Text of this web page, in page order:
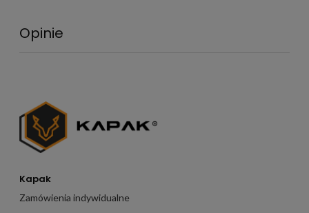
Opinie
Kapak
Zamówienia indywidualne